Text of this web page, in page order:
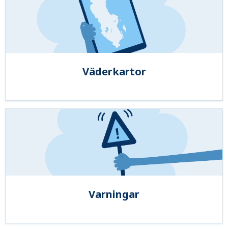
Väderkartor
Varningar